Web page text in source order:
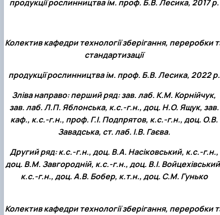
продукції рослинництва ім. проф. Б.В. Лесика, 2017 р.
Колектив кафедри технології зберігання, переробки
стандартизації
продукції рослинництва ім. проф. Б.В. Лесика, 2022 р.
Зліва направо: перший ряд: зав. лаб. К.М. Корнійчук,
зав. лаб. Л.П. Яблонська, к.с.-г.н., доц. Н.О. Ящук, зав.
каф., к.с.-г.н., проф. Г.І. Подпрятов, к.с.-г.н., доц. О.В.
Завадська, ст. лаб. І.В. Гаєва.
Другий ряд: к.с.-г.н., доц. В.А. Насіковський, к.с.-г.н.,
доц. В.М. Завгородній, к.с.-г.н., доц. В.І.
к.с.-г.н., доц. А.В. Бобер, к.т.н., доц. С.М. Гунько
Колектив кафедри технології зберігання, переробки